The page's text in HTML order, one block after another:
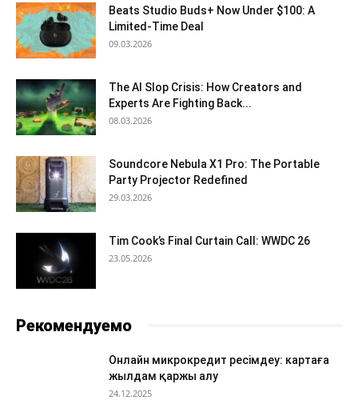
Beats Studio Buds+ Now Under $100: A
Limited-Time Deal
09.03.2026
The AI Slop Crisis: How Creators and
Experts Are Fighting Back...
08.03.2026
Soundcore Nebula X1 Pro: The Portable
Party Projector Redefined
29.03.2026
Tim Cook’s Final Curtain Call: WWDC 26
23.05.2026
Рекомендуемо
Онлайн микрокредит ресімдеу: картаға
жылдам қаржы алу
24.12.2025